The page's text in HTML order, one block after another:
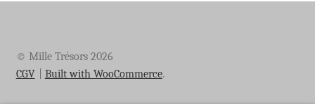
© Mille Trésors 2026
CGV
Built with WooCommerce.